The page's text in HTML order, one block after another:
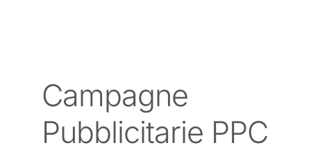
Campagne
Pubblicitarie PPC